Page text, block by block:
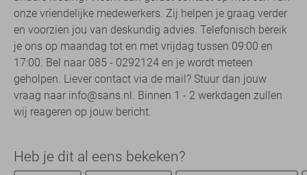
onze vriendelijke medewerkers. Zij helpen je graag verder
en voorzien jou van deskundig advies. Telefonisch bereik
je ons op maandag tot en met vrijdag tussen 09:00 en
17:00. Bel naar 085 - 0292124 en je wordt meteen
geholpen. Liever contact via de mail? Stuur dan jouw
vraag naar info@sans.nl. Binnen 1 - 2 werkdagen zullen
wij reageren op jouw bericht.
Heb je dit al eens bekeken?